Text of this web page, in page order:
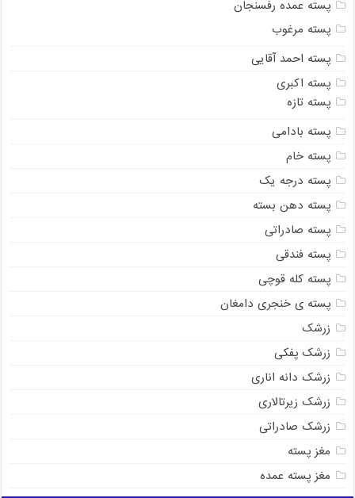
پسته عمده رفسنجان
پسته مرغوب
پسته احمد آقایی
پسته اکبری
پسته تازه
پسته بادامی
پسته خام
پسته درجه یک
پسته دهن بسته
پسته صادراتی
پسته فندقی
پسته کله قوچی
پسته ی خنجری دامغان
زرشک
زرشک پفکی
زرشک دانه اناری
زرشک زیرتالاری
زرشک صادراتی
مغز پسته
مغز پسته عمده